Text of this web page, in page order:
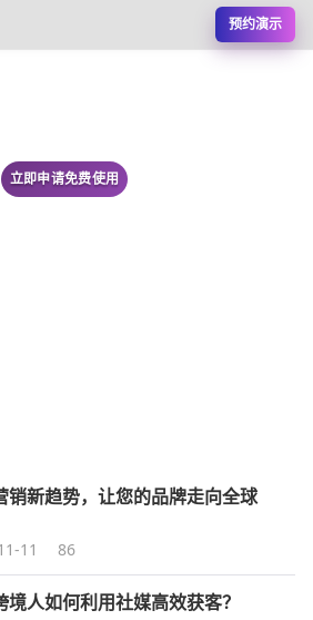
预约演示
立即申请免费使用
销新趋势，让您的品牌走向全球
11 86
境人如何利用社媒高效获客？